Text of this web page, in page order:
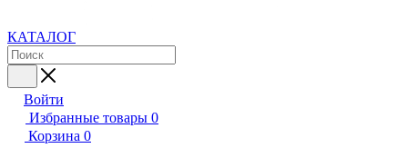
КАТАЛОГ
Войти
Избранные товары 0
Корзина 0